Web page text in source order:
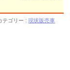
テゴリー :現状販売車